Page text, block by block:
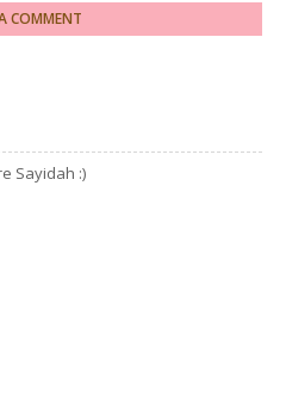
COMMENT
Sayidah :)